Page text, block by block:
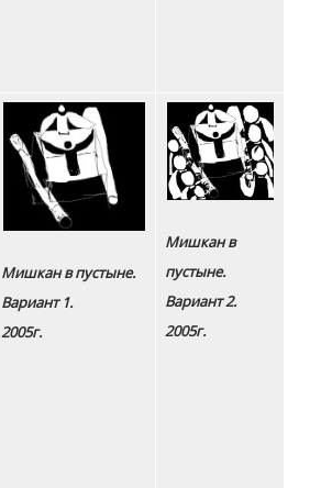
Мишкан в пустыне.
Вариант 1.
2005г.
Мишкан в
пустыне.
Вариант 2.
2005г.